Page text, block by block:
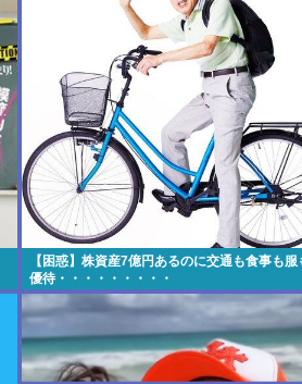
【困惑】株資産7億円あるのに交通も食事も服
優待・・・・・・・・・